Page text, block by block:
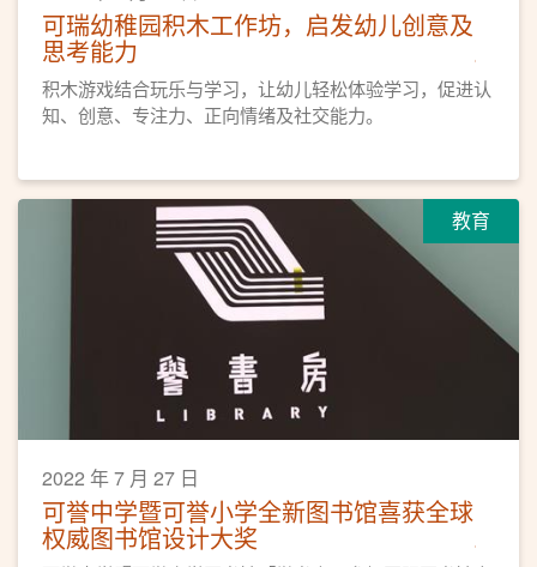
可瑞幼稚园积木工作坊，启发幼儿创意及
思考能力
积木游戏结合玩乐与学习，让幼儿轻松体验学习，促进认
知、创意、专注力、正向情绪及社交能力。
教育
2022 年 7 月 27 日
可誉中学暨可誉小学全新图书馆喜获全球
权威图书馆设计大奖